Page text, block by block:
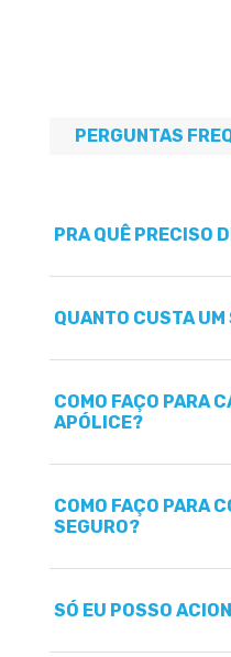
PERGUNTAS
PRA QUÊ PRECISO
QUANTO CUSTA UM
COMO FAÇO PARA
APÓLICE?
COMO FAÇO PARA
SEGURO?
SÓ EU POSSO